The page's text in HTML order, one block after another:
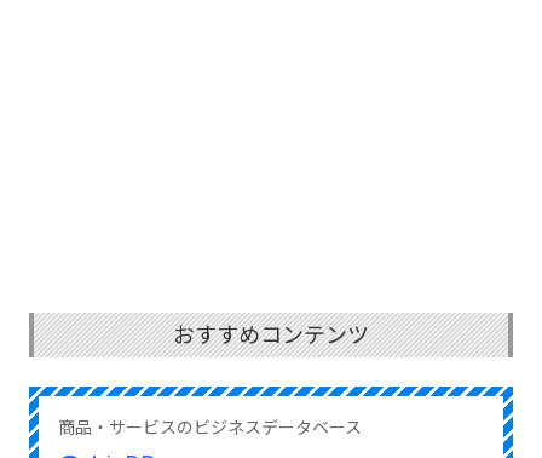
おすすめコンテンツ
商品・サービスのビジネスデータベース